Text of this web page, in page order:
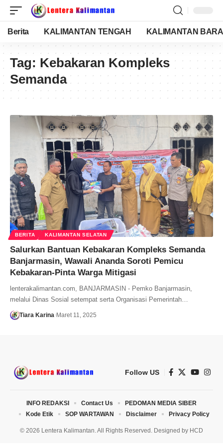
Berita KALIMANTAN TENGAH KALIMANTAN
Tag: Kebakaran Kompleks
Semanda
BERITA KALIMANTAN SELATAN
Salurkan Bantuan Kebakaran Kompleks Semanda
Banjarmasin, Wawali Ananda Soroti Pemicu
Kebakaran-Pinta Warga Mitigasi
lenterakalimantan.com, BANJARMASIN - Pemko Banjarmasin,
melalui Dinas Sosial setempat serta Organisasi Pemerintah…
Tiara Karina Maret 11, 2025
Follow US
© 2026 Lentera Kalimantan. All Rights Reserved. Designed by HCD
INFO REDAKSI Contact Us
PEDOMAN MEDIA SIBER
Kode Etik
SOP WARTAWAN Disclaimer Privacy Policy